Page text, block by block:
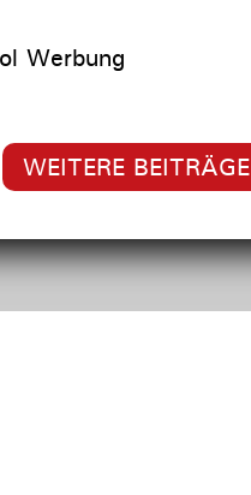
Werbung
WEITERE BEITRÄGE